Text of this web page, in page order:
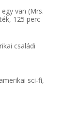
van (Mrs.
125 perc
családi
sci-fi,